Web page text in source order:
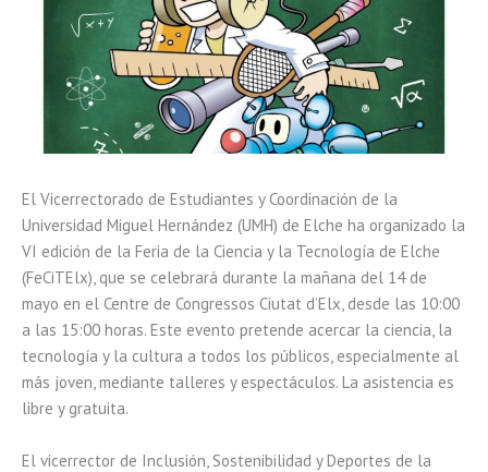
El Vicerrectorado de Estudiantes y Coordinación de la
Universidad Miguel Hernández (UMH) de Elche ha organizado la
VI edición de la Feria de la Ciencia y la Tecnología de Elche
(FeCiTElx), que se celebrará durante la mañana del 14 de
mayo en el Centre de Congressos Ciutat d’Elx, desde las 10:00
a las 15:00 horas. Este evento pretende acercar la ciencia, la
tecnología y la cultura a todos los públicos, especialmente al
más joven, mediante talleres y espectáculos. La asistencia es
libre y gratuita.
El vicerrector de Inclusión, Sostenibilidad y Deportes de la